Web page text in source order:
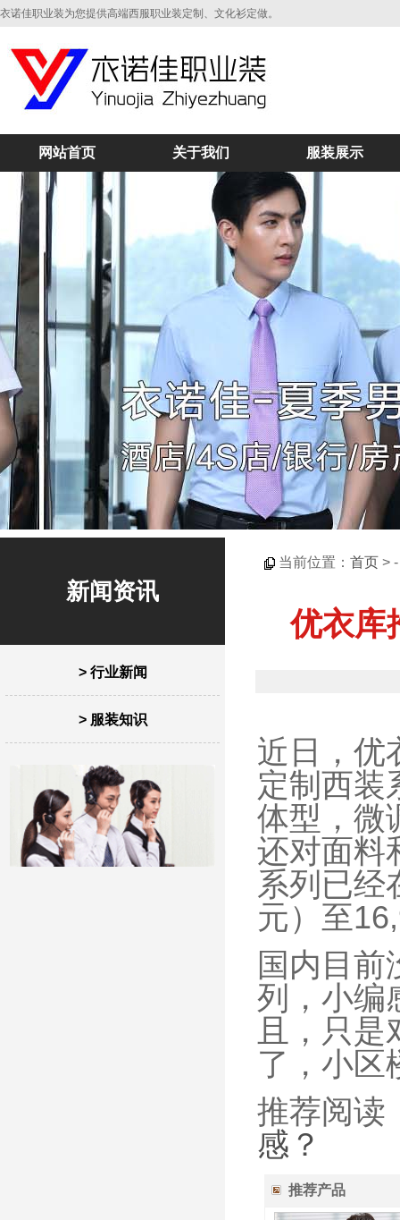
衣诺佳职业装为您提供高端西服职业装定制、文化衫定做。
网站首页 关于我们 服装展示
新闻资讯
> 行业新闻
> 服装知识
当前位置： 首页 >
优衣库
近日，优
定制西装
体型，微
还对面料
系列已经
元）至
国内目前
列，小编
且，只是
了，小区
推荐阅读
感？
推荐产品